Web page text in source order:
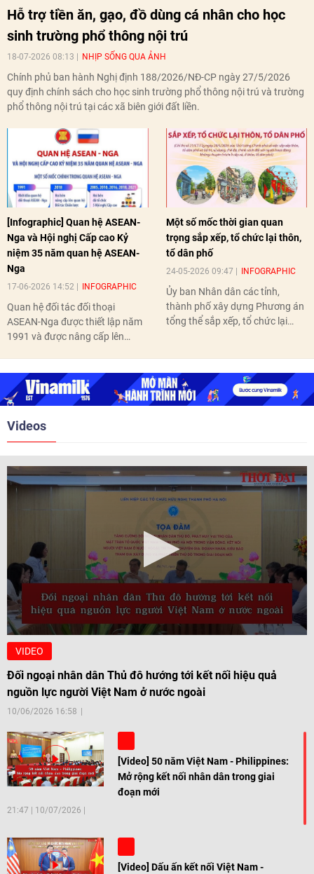
Hỗ trợ tiền ăn, gạo, đồ dùng cá nhân cho học
sinh trường phổ thông nội trú
18-07-2026 08:13 NHỊP SỐNG QUA ẢNH
Chính phủ ban hành Nghị định 188/2026/NĐ-CP ngày 27/5/2026
quy định chính sách cho học sinh trường phổ thông nội trú và trường
phổ thông nội trú tại các xã biên giới đất liền.
[Infographic] Quan hệ ASEAN-
Nga và Hội nghị Cấp cao Kỷ
niệm 35 năm quan hệ ASEAN-
Nga
17-06-2026 14:52 INFOGRAPHIC
Quan hệ đối tác đối thoại
ASEAN-Nga được thiết lập năm
1991 và được nâng cấp lên
nghị Cấp cao vào các năm 2005,
2010, 2016, 2018, 2021.
Một số mốc thời gian quan
trọng sắp xếp, tổ chức lại thôn,
tổ dân phố
24-05-2026 09:47 INFOGRAPHIC
Ủy ban Nhân dân các tỉnh,
thành phố xây dựng Phương án
tổng thể sắp xếp, tổ chức lại
Videos
VIDEO
Đối ngoại nhân dân Thủ đô hướng tới kết nối hiệu quả
nguồn lực người Việt Nam ở nước ngoài
10/06/2026 16:58
[Video] 50 năm Việt Nam - Philippines:
Mở rộng kết nối nhân dân trong giai
đoạn mới
21:47 10/07/2026
[Video] Dấu ấn kết nối Việt Nam -